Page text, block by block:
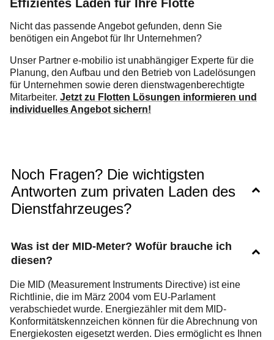
Effizientes Laden für Ihre Flotte
Nicht das passende Angebot gefunden, denn Sie
benötigen ein Angebot für Ihr Unternehmen?
Unser Partner e-mobilio ist unabhängiger Experte für die
Planung, den Aufbau und den Betrieb von Ladelösungen
für Unternehmen sowie deren dienstwagenberechtigte
Mitarbeiter. Jetzt zu Flotten Lösungen informieren und
individuelles Angebot sichern!
Noch Fragen? Die wichtigsten
Antworten zum privaten Laden des
Dienstfahrzeuges?
Was ist der MID-Meter? Wofür brauche ich
diesen?
Die MID (Measurement Instruments Directive) ist eine
Richtlinie, die im März 2004 vom EU-Parlament
verabschiedet wurde. Energiezähler mit dem MID-
Konformitätskennzeichen können für die Abrechnung von
Energiekosten eigesetzt werden. Dies ermöglicht es Ihnen